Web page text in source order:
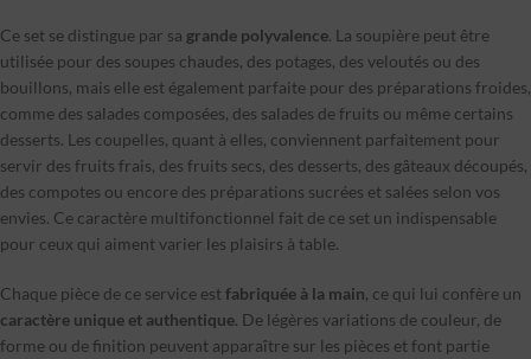
Ce set se distingue par sa grande polyvalence. La soupière peut être
utilisée pour des soupes chaudes, des potages, des veloutés ou des
bouillons, mais elle est également parfaite pour des préparations froides,
comme des salades composées, des salades de fruits ou même certains
desserts. Les coupelles, quant à elles, conviennent parfaitement pour
servir des fruits frais, des fruits secs, des desserts, des gâteaux découpés,
des compotes ou encore des préparations sucrées et salées selon vos
envies. Ce caractère multifonctionnel fait de ce set un indispensable
pour ceux qui aiment varier les plaisirs à table.
Chaque pièce de ce service estfabriquée à la main, ce qui lui confère un
caractère unique et authentique. De légères variations de couleur, de
forme ou de finition peuvent apparaître sur les pièces et font partie